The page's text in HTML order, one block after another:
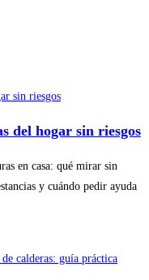
del hogar sin riesgos
en casa: qué mirar sin
y cuándo pedir ayuda